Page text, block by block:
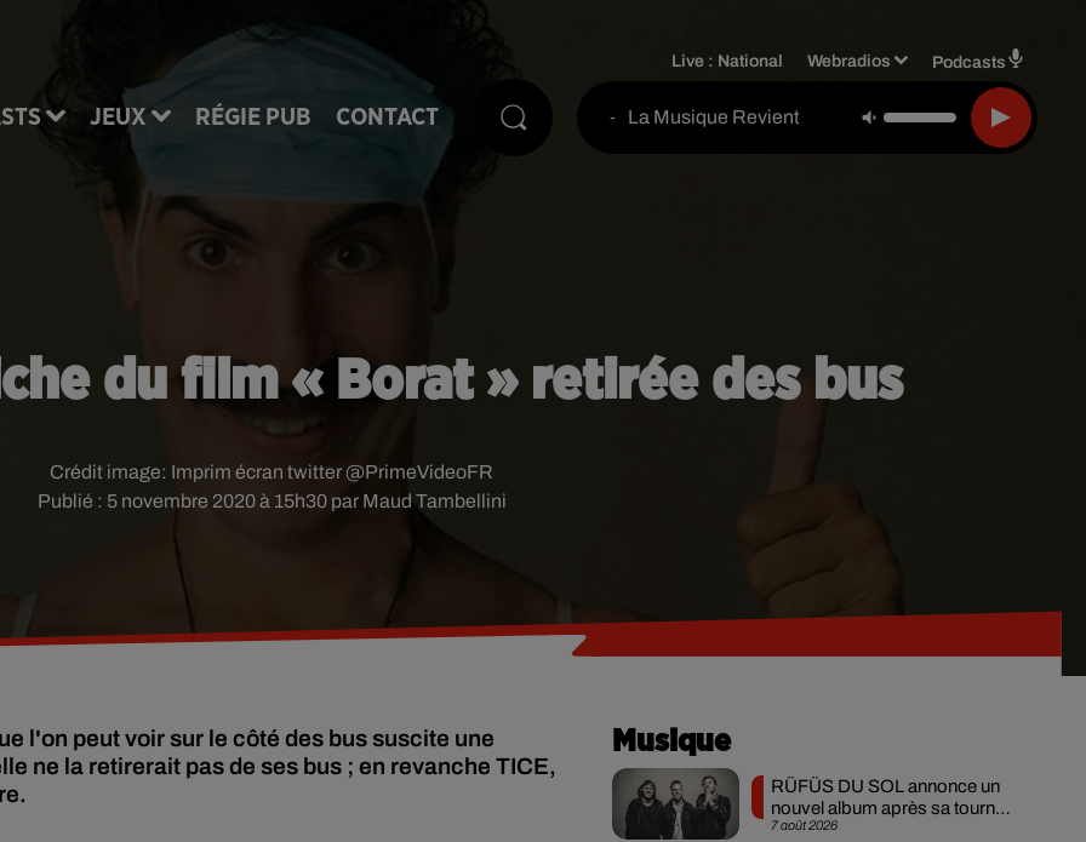
JEUX RÉGIE PUB CONTACT
Live : National Webradios Podcasts
- La Musique Revient
du film « Borat » retirée des bus
Publié : 5 novembre 2020 à 15h30 par Maud Tambellini
Crédit image: Imprim écran twitter @PrimeVideoFR
l'on peut voir sur le côté des bus suscite une
ne la retirerait pas de ses bus ; en revanche TICE,
Musique
7 août 2026
RÜFÜS DU SOL annonce un
nouvel album après sa tournée
mondiale